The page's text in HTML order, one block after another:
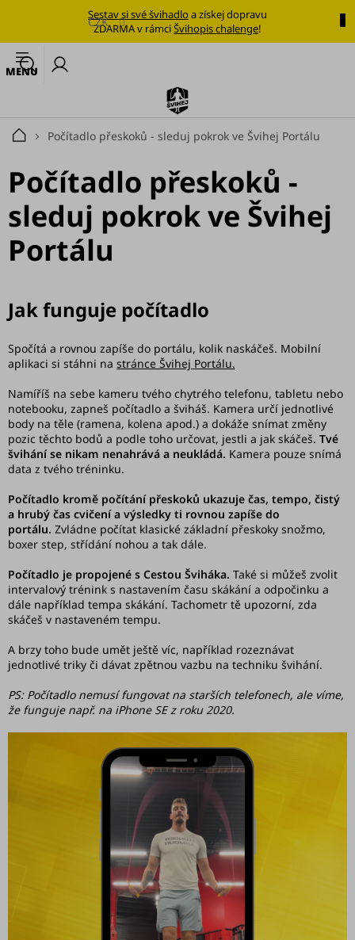
Sestav si své švihadlo a získej dopravu
ZDARMA v rámciŠvihopis chalenge!
CZK
🔥
Nejoblíbenější
Švihadla
sady
Tréninkové
plány
Oblečení
Doplňky
stravy
Tréninkové
doplňky
🚀
Začínám
se
švihadlem
Slavíme
10
let
Švihej
portál
Náš
Blog
Švihopis
Challenge
Domů Počítadlo přeskoků - sleduj pokrok ve Švihej Portálu
Počítadlo přeskoků -
sleduj pokrok ve Švihej
Portálu
Jak funguje počítadlo
Spočítá a rovnou zapíše do portálu, kolik naskáčeš. Mobilní
aplikaci si stáhni na stránce Švihej Portálu.
Namíříš na sebe kameru tvého chytrého telefonu, tabletu nebo
notebooku, zapneš počítadlo a šviháš. Kamera určí jednotlivé
body na těle (ramena, kolena apod.) a dokáže snímat změny
pozic těchto bodů a podle toho určovat, jestli a jak skáčeš. Tvé
švihání se nikam nenahrává a neukládá. Kamera pouze snímá
data z tvého tréninku.
Počítadlo kromě počítání přeskoků ukazuje čas, tempo, čistý
a hrubý čas cvičení a výsledky ti rovnou zapíše do
portálu. Zvládne počítat klasické základní přeskoky snožmo,
boxer step, střídání nohou a tak dále.
Počítadlo je propojené s Cestou Šviháka. Také si můžeš zvolit
intervalový trénink s nastavením času skákání a odpočinku a
dále například tempa skákání. Tachometr tě upozorní, zda
skáčeš v nastaveném tempu.
A brzy toho bude umět ještě víc, například rozeznávat
jednotlivé triky či dávat zpětnou vazbu na techniku švihání.
PS: Počítadlo nemusí fungovat na starších telefonech, ale víme,
že funguje např. na iPhone SE z roku 2020.